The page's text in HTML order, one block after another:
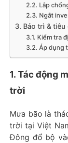
2.2. Lắp
2.3. Ngắt
3. Bảo trì &
3.1. Kiểm tra
3.2. Áp dụng
1. Tác động
trời
Mưa bão là
trời tại Việt
Đông đổ bộ